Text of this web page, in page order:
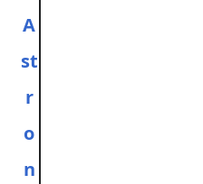
A
st
r
o
n